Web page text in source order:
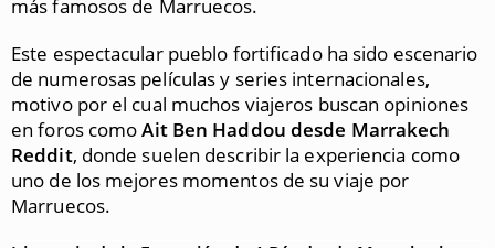
más famosos de Marruecos.
Este espectacular pueblo fortificado ha sido escenario
de numerosas películas y series internacionales,
motivo por el cual muchos viajeros buscan opiniones
en foros comoAit Ben Haddou desde Marrakech
Reddit, donde suelen describir la experiencia como
uno de los mejores momentos de su viaje por
Marruecos.